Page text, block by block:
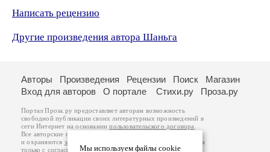
Написать рецензию
Другие произведения автора Шаньга
Мы используем файлы cookie
Авторы Произведения Рецензии Поиск
Магазин
Вход для авторов
О портале Стихи.ру Проза.ру
Портал Проза.ру предоставляет авторам возможность
свободной публикации своих литературных произведений в
сети Интернет на основаниипользовательского договора
Все авторские права на произведения принадлежат авторам
и охраняются законом
. Перепечатка произведений возможна
только с согласия его автора, к которому вы можете